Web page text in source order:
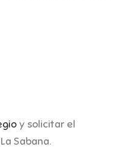
y solicitar el
Sabana.